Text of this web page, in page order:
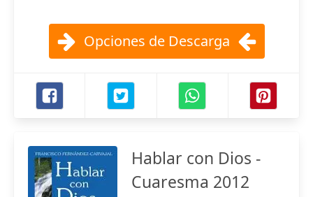
Opciones de Descarga
Hablar con Dios -
Cuaresma 2012